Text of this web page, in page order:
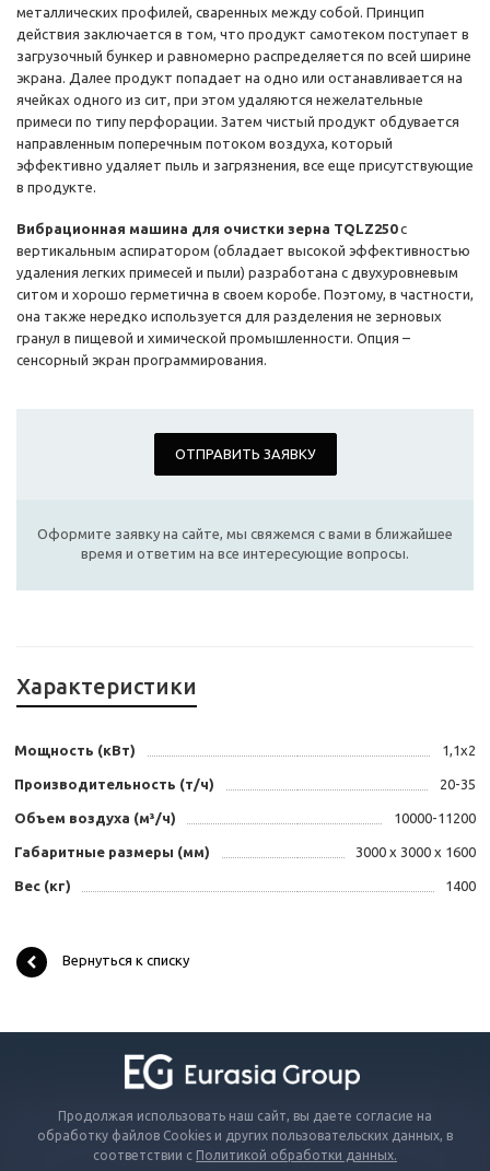
металлических профилей, сваренных между собой. Принцип
действия заключается в том, что продукт самотеком поступает в
загрузочный бункер и равномерно распределяется по всей ширине
экрана. Далее продукт попадает на одно или останавливается на
ячейках одного из сит, при этом удаляются нежелательные
примеси по типу перфорации. Затем чистый продукт обдувается
направленным поперечным потоком воздуха, который
эффективно удаляет пыль и загрязнения, все еще присутствующие
в продукте.
Вибрационная машина для очистки зерна TQLZ250с
вертикальным аспиратором (обладает высокой эффективностью
удаления легких примесей и пыли) разработана с двухуровневым
ситом и хорошо герметична в своем коробе. Поэтому, в частности,
она также нередко используется для разделения не зерновых
гранул в пищевой и химической промышленности. Опция –
сенсорный экран программирования.
ОТПРАВИТЬ ЗАЯВКУ
Оформите заявку на сайте, мы свяжемся с вами в ближайшее
время и ответим на все интересующие вопросы.
Характеристики
Мощность (кВт) 1,1х2
Производительность (т/ч) 20-35
Объем воздуха (м³/ч) 10000-11200
Габаритные размеры (мм) 3000 х 3000 х 1600
Вес (кг) 1400
Вернуться к списку
Продолжая использовать наш сайт, вы даете согласие на
обработку файлов Cookies и других пользовательских данных, в
соответствии с Политикой обработки данных.